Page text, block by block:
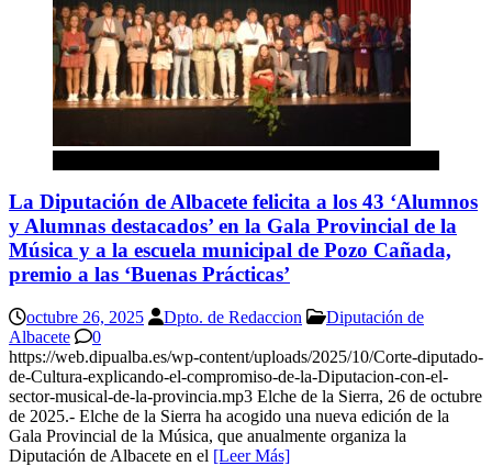
La Diputación de Albacete felicita a los 43 ‘Alumnos
y Alumnas destacados’ en la Gala Provincial de la
Música y a la escuela municipal de Pozo Cañada,
premio a las ‘Buenas Prácticas’
octubre 26, 2025 Dpto. de Redaccion
Diputación de
Albacete
0
https://web.dipualba.es/wp-content/uploads/2025/10/Corte-diputado-
de-Cultura-explicando-el-compromiso-de-la-Diputacion-con-el-
sector-musical-de-la-provincia.mp3 Elche de la Sierra, 26 de octubre
de 2025.- Elche de la Sierra ha acogido una nueva edición de la
Gala Provincial de la Música, que anualmente organiza la
Diputación de Albacete en el [Leer Más]